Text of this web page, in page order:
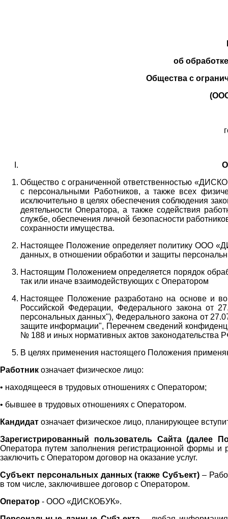
об
Общества с
Общество с ограниченной ответственностью
с персональными Работников, а также всех
исключительно в целях обеспечения соблюдения
деятельности Оператора,а также содействия
службе, обеспечения личной безопасности
сохранности имущества.
Настоящее Положение определяет политику ООО
данных, в отношении обработки и защиты
Настоящим Положением определяется порядок
так или иначе взаимодействующих с Оператором
Настоящее Положение разработано на основе и во
Российской Федерации, Федерального закона
персональных данных"), Федерального закона от
защите информации", Перечнем сведений
№ 188 и иных нормативных актов законодательства
В целях применения настоящего Положения
Работник означает физическое лицо:
• находящееся в трудовых отношениях с Оператором;
• бывшее в трудовых отношениях с Оператором.
Кандидат означает физическое лицо, планирующее
Зарегистрированный пользователь Сайта (далее
Оператора путем заполнения регистрационной формы и
заключить с Оператором договор на оказание услуг.
Субъект персональных данных (также Субъект) –
в том числе, заключившее договор с Оператором.
Оператор - ООО «ДИСКОБУК».